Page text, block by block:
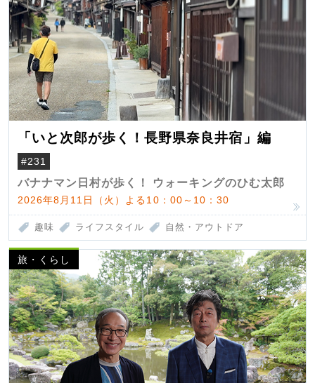
「いと次郎が歩く！長野県奈良井宿」編
#231
バナナマン日村が歩く！ ウォーキングのひむ太郎
2026年8月11日（火）よる10：00～10：30
趣味 ライフスタイル 自然・アウトドア
旅・くらし